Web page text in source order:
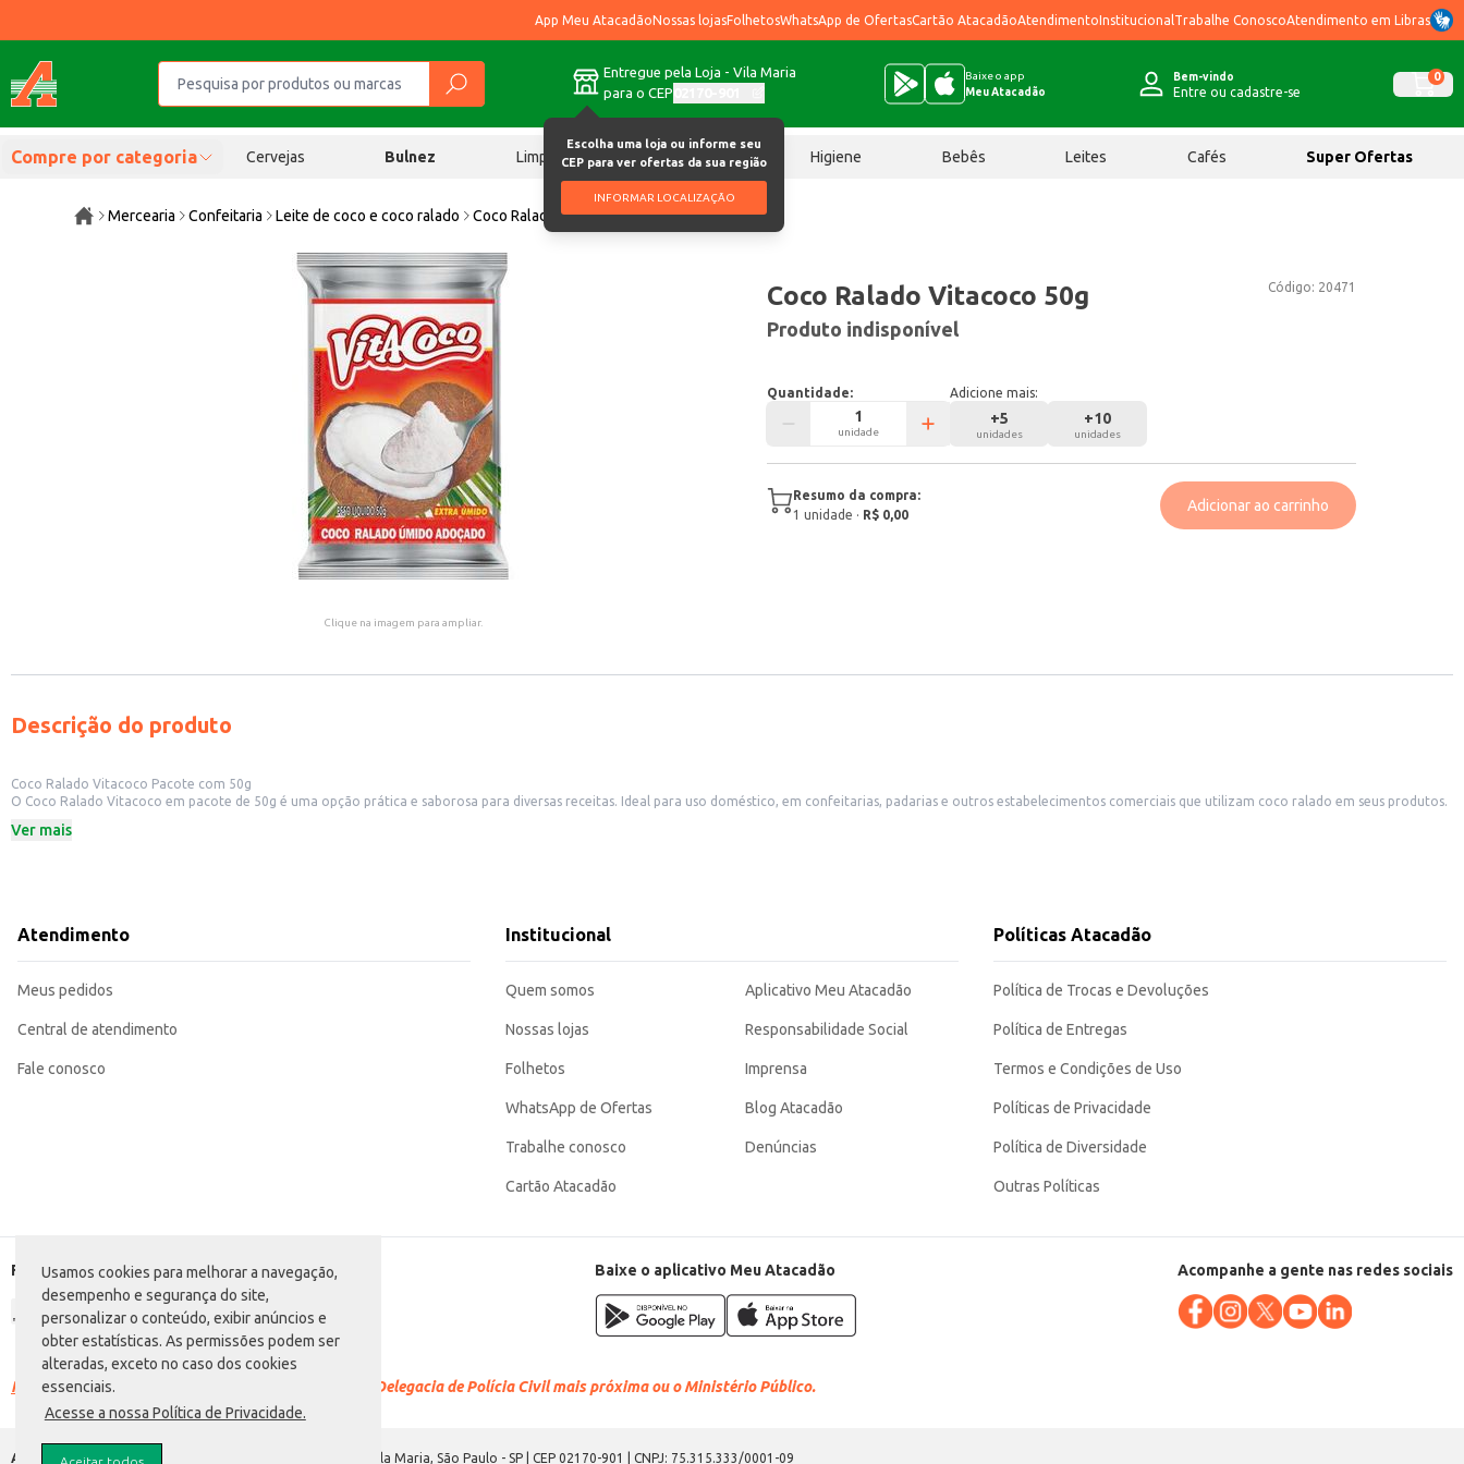
Usamos cookies para melhorar a navegação,
desempenho e segurança do site,
personalizar o conteúdo, exibir anúncios e
obter estatísticas. As permissões podem ser
alteradas, exceto no caso dos cookies
essenciais.
Acesse a nossa Política de Privacidade.
Aceitar todos
App Meu AtacadãoNossas lojasFolhetosWhatsApp de OfertasCartão AtacadãoAtendimentoInstitucional Trabalhe ConoscoAtendimento em Libras
Entregue pela Loja - Vila Maria
para o CEP
Escolha uma loja ou informe seu
CEP para ver ofertas da sua região
INFORMAR LOCALIZAÇÃO
Baixe o app
Meu Atacadão
Bem-vindo
Entre ou cadastre-se
0
Compre por categoria Cervejas Bulnez Limpeza Chocolates Higiene Bebês Leites Cafés Super Ofertas
Mercearia Confeitaria Leite de coco e coco ralado Coco Ralado Vitacoco 50g
Clique na imagem para ampliar.
Código: 20471
Coco Ralado Vitacoco 50g
Produto indisponível
Quantidade:
unidade
Adicione mais:
+5
unidades
+10
unidades
Resumo da compra:
1 unidade · R$ 0,00
Adicionar ao carrinho
Descrição do produto
Coco Ralado Vitacoco Pacote com 50g
O Coco Ralado Vitacoco em pacote de 50g é uma opção prática e saborosa para diversas receitas. Ideal para uso doméstico, em confeitarias, padarias e outros estabelecimentos comerciais que utilizam coco ralado em seus produtos.
Ideal para uso em receitas doces e salgadas.
Experimente em receitas de frango, peixe ou outros pratos salgados.
Para melhor conservação, mantenha o produto em local fresco e seco, após aberto.
Ver mais
Atendimento
Meus pedidos
Central de atendimento
Fale conosco
Institucional
Quem somos
Nossas lojas
Folhetos
WhatsApp de Ofertas
Trabalhe conosco
Cartão Atacadão
Aplicativo Meu Atacadão
Responsabilidade Social
Imprensa
Blog Atacadão
Denúncias
Políticas Atacadão
Política de Trocas e Devoluções
Política de Entregas
Termos e Condições de Uso
Políticas de Privacidade
Política de Diversidade
Outras Políticas
Formas de pagamento Baixe o aplicativo Meu Atacadão Acompanhe a gente nas redes sociais
Racismo é crime. Denuncie. Disque 100 ou procure a Delegacia de Polícia Civil mais próxima ou o Ministério Público.
Atacadão S.A. Avenida Morvan Dias de Figueiredo, 6169, Vila Maria, São Paulo - SP | CEP 02170-901 | CNPJ: 75.315.333/0001-09